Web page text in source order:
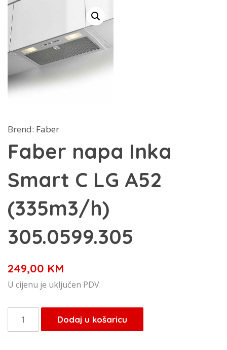
Brend: Faber
Faber napa Inka
Smart C LG A52
(335m3/h)
305.0599.305
249,00 KM
U cijenu je uključen PDV
Faber
napa
Dodaj u košaricu